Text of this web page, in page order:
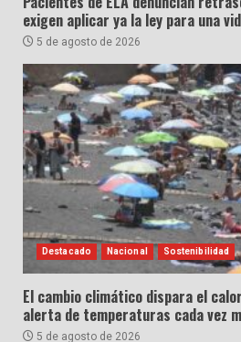
exigen aplicar ya la ley para una
5 de agosto de 2026
Destacado Nacional Sostenibilidad
El cambio climático dispara el
alerta de temperaturas cada vez
5 de agosto de 2026